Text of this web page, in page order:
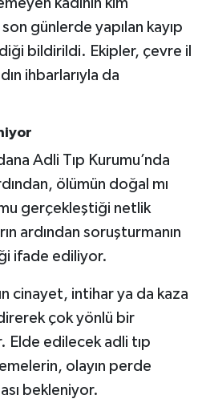
günlerde yapılan kayıp
bildirildi. Ekipler, çevre il
ihbarlarıyla da
Adli Tıp Kurumu’nda
ölümün doğal mı
gerçekleştiği netlik
ardından soruşturmanın
ifade ediliyor.
cinayet, intihar ya da kaza
çok yönlü bir
edilecek adli tıp
olayın perde
bekleniyor.